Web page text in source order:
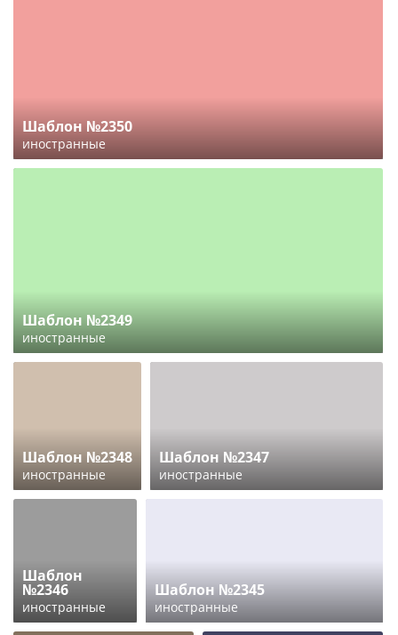
Шаблон №2350
иностранные
Шаблон №2349
иностранные
Шаблон №2348
иностранные
Шаблон №2347
иностранные
Шаблон
№2346
иностранные
Шаблон №2345
иностранные